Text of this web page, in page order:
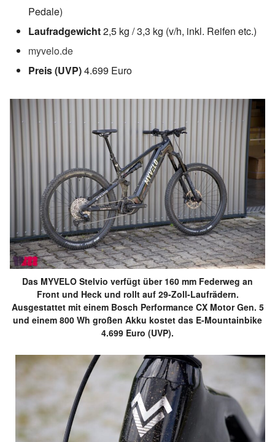
Pedale)
Laufradgewicht2,5 kg / 3,3 kg (v/h, inkl. Reifen etc.)
myvelo.de
Preis (UVP)4.699 Euro
Das MYVELO Stelvio verfügt über 160 mm Federweg an
Front und Heck und rollt auf 29-Zoll-Laufrädern.
Ausgestattet mit einem Bosch Performance CX Motor Gen. 5
und einem 800 Wh großen Akku kostet das E-Mountainbike
4.699 Euro (UVP).